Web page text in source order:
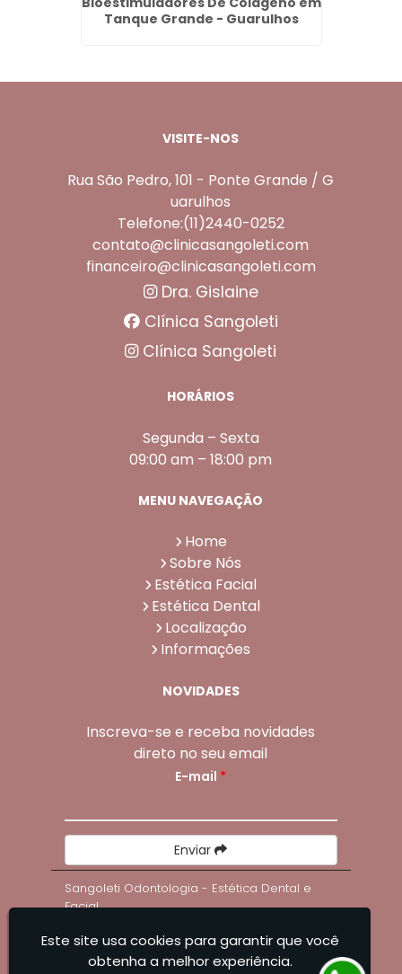
Tanque Grande - Guarulhos
VISITE-NOS
Rua São Pedro, 101 - Ponte Grande / G
uarulhos
Telefone:(11)2440-0252
contato@clinicasangoleti.com
financeiro@clinicasangoleti.com
Dra. Gislaine
Clínica Sangoleti
Clínica Sangoleti
HORÁRIOS
Segunda – Sexta
09:00 am – 18:00 pm
MENU NAVEGAÇÃO
Home
Sobre Nós
Estética Facial
Estética Dental
Localização
Informações
NOVIDADES
Inscreva-se e receba novidades
direto no seu email
E-mail *
Enviar
Sangoleti Odontologia - Estética Dental e
Facial
Este site usa cookies para garantir que você
obtenha a melhor experiência.